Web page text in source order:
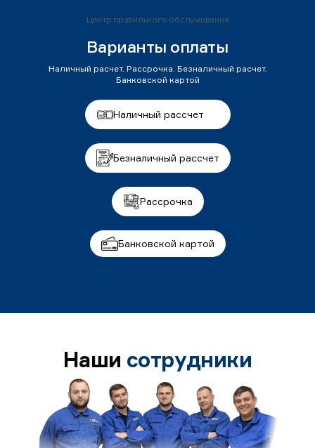
Центр правильного обслуживания
Варианты оплаты
Наличный расчет. Рассрочка. Безналичный расчет.
Банковской картой
Наличный рассчет
Безналичный рассчет
Рассрочка
Банковской картой
Наши сотрудники